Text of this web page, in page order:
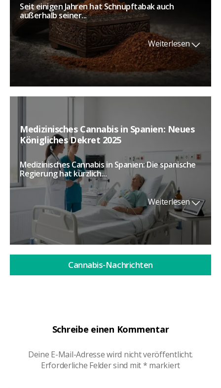
Schreibe einen Kommentar
Deine E-Mail-Adresse wird nicht veröffentlicht.
Erforderliche Felder sind mit* markiert
Seit einigen Jahren hat Schnupftabak auch
außerhalb seiner...
Weiterlesen
Medizinisches Cannabis in Spanien: Neues
Königliches Dekret 2025
Medizinisches Cannabis in Spanien: Die spanische
Regierung hat kürzlich...
Weiterlesen
Cannabis-Nachrichten